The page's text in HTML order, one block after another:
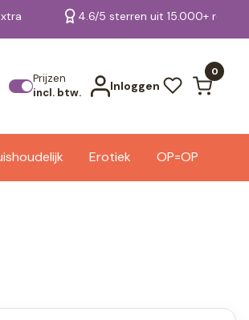
4.6/5 sterren uit 15.000+
Prijzen
incl. btw.
Inloggen
0
Erotiek OP=OP
Bekijk alle resultaten